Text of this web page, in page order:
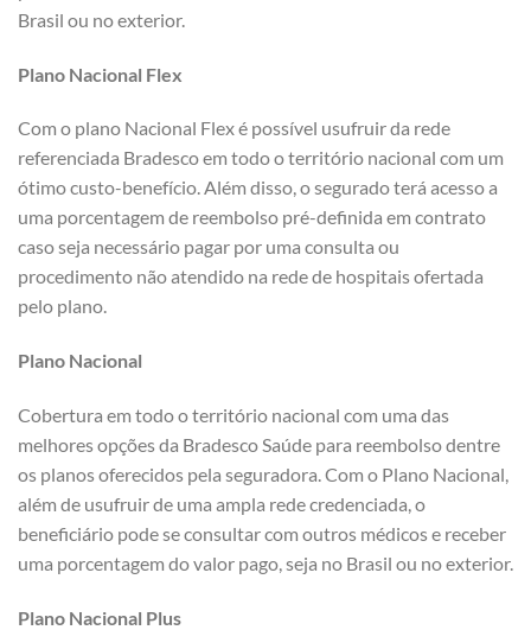
Brasil ou no exterior.
Plano Nacional Flex
Com o plano Nacional Flex é possível usufruir da rede
referenciada Bradesco em todo o território nacional com um
ótimo custo-benefício. Além disso, o segurado terá acesso a
uma porcentagem de reembolso pré-definida em contrato
caso seja necessário pagar por uma consulta ou
procedimento não atendido na rede de hospitais ofertada
pelo plano.
Plano Nacional
Cobertura em todo o território nacional com uma das
melhores opções da Bradesco Saúde para reembolso dentre
os planos oferecidos pela seguradora. Com o Plano Nacional,
além de usufruir de uma ampla rede credenciada, o
beneficiário pode se consultar com outros médicos e receber
uma porcentagem do valor pago, seja no Brasil ou no exterior.
Plano Nacional Plus